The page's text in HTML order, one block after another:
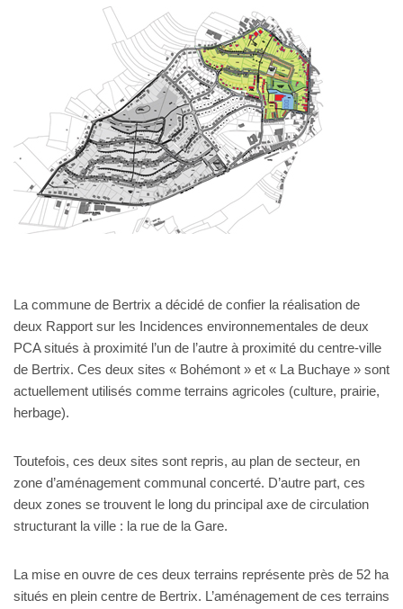
La commune de Bertrix a décidé de confier la réalisation de
deux Rapport sur les Incidences environnementales de deux
PCA situés à proximité l’un de l’autre à proximité du centre-ville
de Bertrix. Ces deux sites « Bohémont » et « La Buchaye » sont
actuellement utilisés comme terrains agricoles (culture, prairie,
herbage).
Toutefois, ces deux sites sont repris, au plan de secteur, en
zone d’aménagement communal concerté. D’autre part, ces
deux zones se trouvent le long du principal axe de circulation
structurant la ville : la rue de la Gare.
La mise en ouvre de ces deux terrains représente près de 52 ha
situés en plein centre de Bertrix. L’aménagement de ces terrains